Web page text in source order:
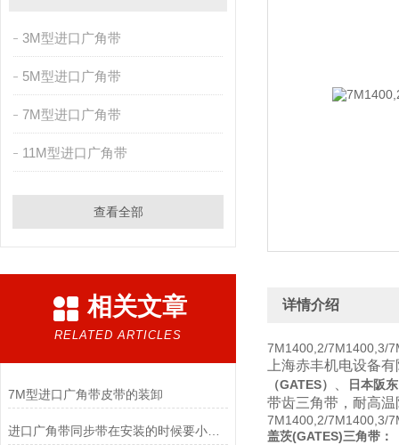
3M型进口广角带
5M型进口广角带
7M型进口广角带
11M型进口广角带
查看全部
相关文章
RELATED ARTICLES
7M型进口广角带皮带的装卸
进口广角带同步带在安装的时候要小心的几个方面
详情介绍
7M1400,2/7M1400,3/
上海赤丰机电设备
（GATES） 日本阪
带齿三角带，耐高
7M1400,2/7M1400,3/
盖茨(GATES)三角带：